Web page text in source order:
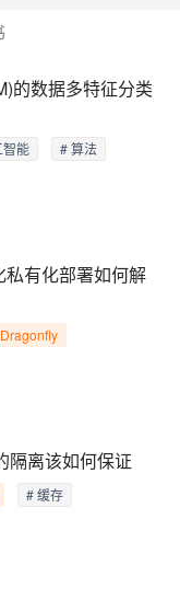
的数据多特征分类
智能
# 算法
有化部署如何解
隔离该如何保证
# 缓存